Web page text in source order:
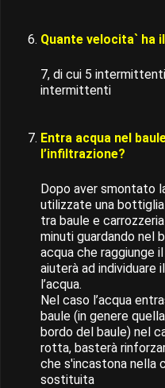
Quante velocita` ha
7, di cui 5
intermittenti
Entra acqua nel
l’infiltrazione?
Dopo aver smontato
utilizzate una
tra baule e
minuti guardando nel
acqua che raggiunge
aiuterà ad
l’acqua.
Nel caso l’acqua
baule (in genere
bordo del baule) nel
rotta, basterà
che s'incastona nella
sostituita